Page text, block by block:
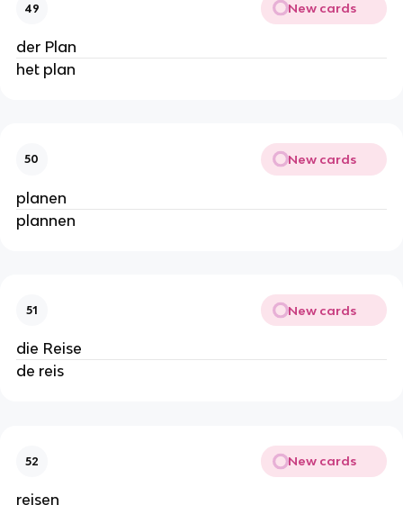
49 New cards
der Plan
het plan
50 New cards
planen
plannen
51 New cards
die Reise
de reis
52 New cards
reisen